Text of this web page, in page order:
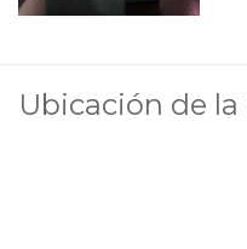
Ubicación de